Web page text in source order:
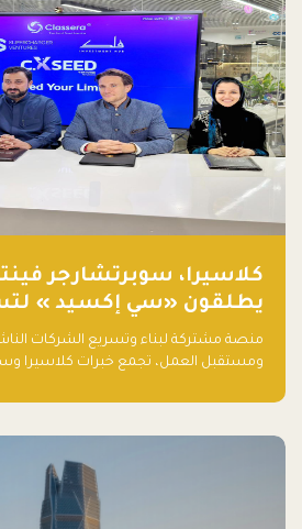
كلاسيرا، سوبرتشارجر
يطلقون «سي إكسيد »
تقنيات التعليم ومستقبل
منصة مشتركة لبناء وتسريع الشركات
ومستقبل العمل، تجمع خبرات كلاسيرا
العالمية.